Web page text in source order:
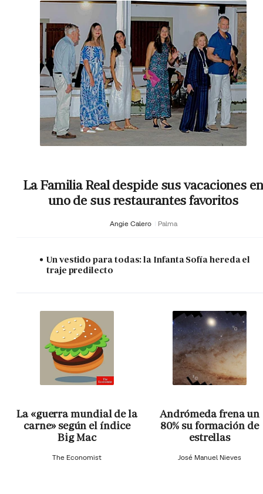
La Familia Real despide sus vacaciones en
uno de sus restaurantes favoritos
Angie Calero Palma
Un vestido para todas: la Infanta Sofía hereda el
traje predilecto
La «guerra mundial de la
carne» según el índice
Big Mac
The Economist
Andrómeda frena un
80% su formación de
estrellas
José Manuel Nieves